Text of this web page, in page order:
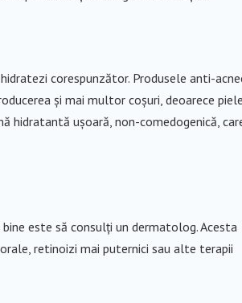
corespunzător. Produsele anti-
și mai multor coșuri, deoarece
hidratantă ușoară, non-comedogenică,
este să consulți un dermatolog. Acesta
retinoizi mai puternici sau alte terapii